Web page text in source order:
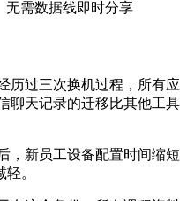
无需数据线即时分享
历过三次换机过程，所有应
聊天记录的迁移比其他工具
，新员工设备配置时间缩短
。